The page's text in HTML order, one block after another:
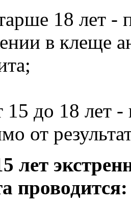
18 лет -
в клеще
15 до 18 лет
от
лет
проводится: